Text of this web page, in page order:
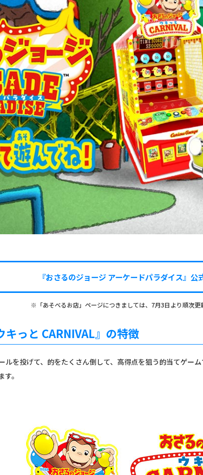
『おさるのジョージ アーケードパラダイス』公
※「あそべるお店」ページにつきましては、7月3日より順次更
キっと CARNIVAL』の特徴
ルを投げて、的をたくさん倒して、高得点を狙う的当てゲー
。